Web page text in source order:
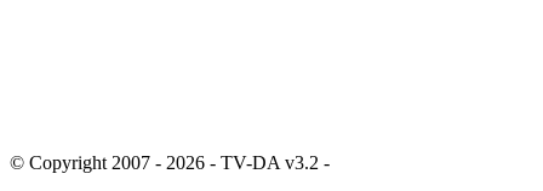
© Copyright 2007 - 2026 - TV-DA v3.2 -